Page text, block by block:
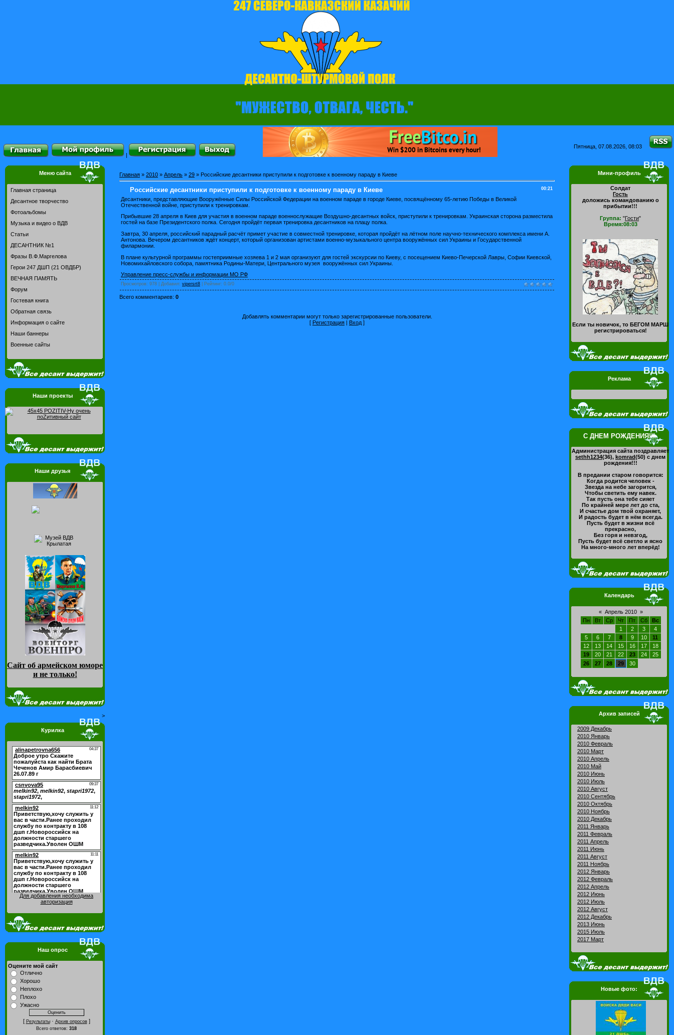
|
Пятница, 07.08.2026, 08:03
Меню сайта
Главная страница
Десантное творчество
Фотоальбомы
Музыка и видео о ВДВ
Статьи
ДЕСАНТНИК №1
Фразы В.Ф.Маргелова
Герои 247 ДШП (21 ОВДБР)
ВЕЧНАЯ ПАМЯТЬ
Форум
Гостевая книга
Обратная связь
Информация о сайте
Наши баннеры
Военные сайты
Наши проекты
Наши друзья
Сайт об армейском юморе
и не только!
>
Курилка
Для добавления необходима
авторизация
Наш опрос
Оцените мой сайт
Отлично
Хорошо
Неплохо
Плохо
Ужасно
[ Результаты· Архив опросов]
Всего ответов: 318
Главная » 2010 » Апрель » 29 » Российские десантники приступили к подготовке к военному параду в Киеве
00:21
Российские десантники приступили к подготовке к военному параду в Киеве
Десантники, представляющие Вооружённые Силы Российской Федерации на военном параде в городе Киеве, посвящённому 65-летию Победы в Великой
Отечественной войне, приступили к тренировкам.
Прибывшие 28 апреля в Киев для участия в военном параде военнослужащие Воздушно-десантных войск, приступили к тренировкам. Украинская сторона разместила
гостей на базе Президентского полка. Сегодня пройдёт первая тренировка десантников на плацу полка.
Завтра, 30 апреля, российский парадный расчёт примет участие в совместной тренировке, которая пройдёт на лётном поле научно-технического комплекса имени А.
Антонова. Вечером десантников ждёт концерт, который организован артистами военно-музыкального центра вооружённых сил Украины и Государственной
филармонии.
В плане культурной программы гостеприимные хозяева 1 и 2 мая организуют для гостей экскурсии по Киеву, с посещением Киево-Печерской Лавры, Софии Киевской,
Новомихайловского собора, памятника Родины-Матери, Центрального музея вооружённых сил Украины.
Управление пресс-службы и информации МО РФ
Просмотров: 978 | Добавил: vipersrt8 Рейтинг: 0.0/0
Всего комментариев: 0
Добавлять комментарии могут только зарегистрированные пользователи.
[ Регистрация | Вход ]
Мини-профиль
Солдат
Гость
доложись командованию о
прибытии!!!
Группа: "Гости"
Время:08:03
Если ты новичок, то БЕГОМ МАРШ
регистрироваться!
Реклама
С ДНЕМ РОЖДЕНИЯ!!!
Администрация сайта поздравляет
sethh1234(36), komrad(50) с днем
рождения!!!
В предании старом говорится:
Когда родится человек -
Звезда на небе загорится,
Чтобы светить ему навек.
Так пусть она тебе сияет
По крайней мере лет до ста,
И счастье дом твой охраняет,
И радость будет в нём всегда.
Пусть будет в жизни всё
прекрасно,
Без горя и невзгод,
Пусть будет всё светло и ясно
На много-много лет вперёд!
Календарь
« Апрель 2010 »
Пн
Вт Ср Чт Пт Сб
Вс
1
2 3
4
5
6 7 8 9 10
11
12
13 14 15 16 17
18
19
20 21 22 23 24
25
26
27 28 29 30
Архив записей
2009 Декабрь
2010 Январь
2010 Февраль
2010 Март
2010 Апрель
2010 Май
2010 Июнь
2010 Июль
2010 Август
2010 Сентябрь
2010 Октябрь
2010 Ноябрь
2010 Декабрь
2011 Январь
2011 Февраль
2011 Апрель
2011 Июнь
2011 Август
2011 Ноябрь
2012 Январь
2012 Февраль
2012 Апрель
2012 Июнь
2012 Июль
2012 Август
2012 Декабрь
2013 Июнь
2015 Июль
2017 Март
Новые фото: